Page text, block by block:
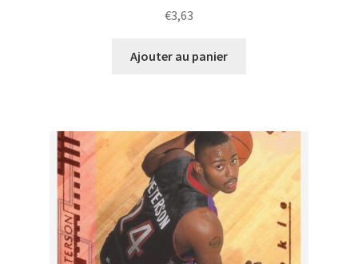
€3,63
Ajouter au panier